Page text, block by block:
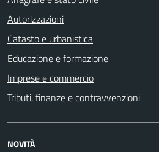
Autorizzazioni
Catasto e urbanistica
Educazione e formazione
Imprese e commercio
Tributi, finanze e contravvenzioni
NOVITÀ